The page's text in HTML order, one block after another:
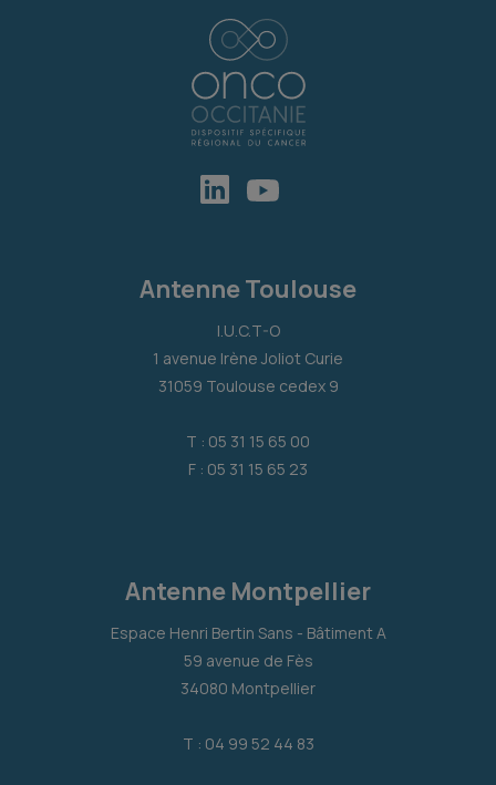
Antenne Toulouse
I.U.C.T-O
1 avenue Irène Joliot Curie
31059 Toulouse cedex 9
T : 05 31 15 65 00
F : 05 31 15 65 23
Antenne Montpellier
Espace Henri Bertin Sans - Bâtiment A
59 avenue de Fès
34080 Montpellier
T : 04 99 52 44 83